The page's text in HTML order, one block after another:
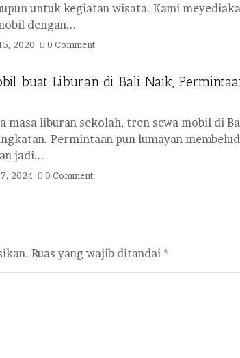
untuk kegiatan wisata. Kami
dengan...
2020 0 Comment
buat Liburan di Bali Naik,
masa liburan sekolah, tren sewa mobil di
Permintaan pun lumayan
jadi...
2024 0 Comment
Ruas yang wajib ditandai *